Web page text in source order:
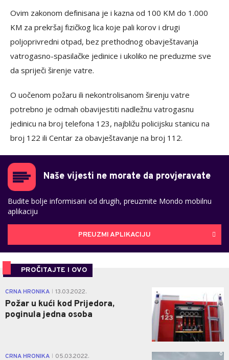
Ovim zakonom definisana je i kazna od 100 KM do 1.000
KM za prekršaj fizičkog lica koje pali korov i drugi
poljoprivredni otpad, bez prethodnog obavještavanja
vatrogasno-spasilačke jedinice i ukoliko ne preduzme sve
da spriječi širenje vatre.
O uočenom požaru ili nekontrolisanom širenju vatre
potrebno je odmah obavijestiti nadležnu vatrogasnu
jedinicu na broj telefona 123, najbližu policijsku stanicu na
broj 122 ili Centar za obavještavanje na broj 112.
Naše vijesti ne morate da provjeravate
Budite bolje informisani od drugih, preuzmite Mondo mobilnu
aplikaciju
PREUZMI APLIKACIJU
PROČITAJTE I OVO
CRNA HRONIKA 13.03.2022.
Požar u kući kod Prijedora,
poginula jedna osoba
CRNA HRONIKA 05.03.2022. 0